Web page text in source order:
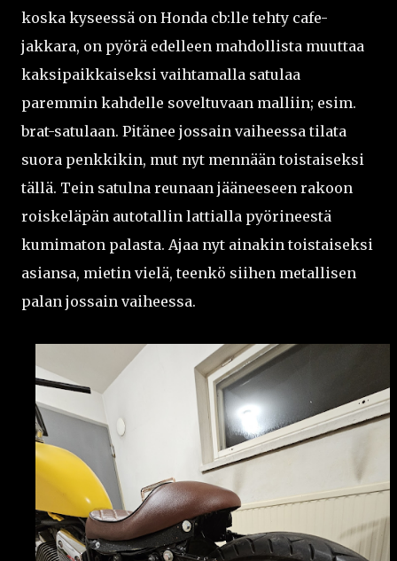
koska kyseessä on Honda cb:lle tehty cafe-
jakkara, on pyörä edelleen mahdollista muuttaa
kaksipaikkaiseksi vaihtamalla satulaa
paremmin kahdelle soveltuvaan malliin; esim.
brat-satulaan. Pitänee jossain vaiheessa tilata
suora penkkikin, mut nyt mennään toistaiseksi
tällä. Tein satulna reunaan jääneeseen rakoon
roiskeläpän autotallin lattialla pyörineestä
kumimaton palasta. Ajaa nyt ainakin toistaiseksi
asiansa, mietin vielä, teenkö siihen metallisen
palan jossain vaiheessa.